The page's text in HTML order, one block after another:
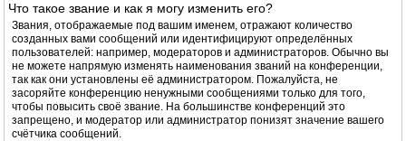
Что такое звание и как я могу изменить его?
Звания, отображаемые под вашим именем, отражают количество
созданных вами сообщений или идентифицируют определённых
пользователей: например, модераторов и администраторов. Обычно вы
не можете напрямую изменять наименования званий на конференции,
так как они установлены её администратором. Пожалуйста, не
засоряйте конференцию ненужными сообщениями только для того,
чтобы повысить своё звание. На большинстве конференций это
запрещено, и модератор или администратор понизят значение вашего
счётчика сообщений.